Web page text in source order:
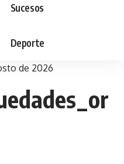
Sucesos
Deporte
de 2026